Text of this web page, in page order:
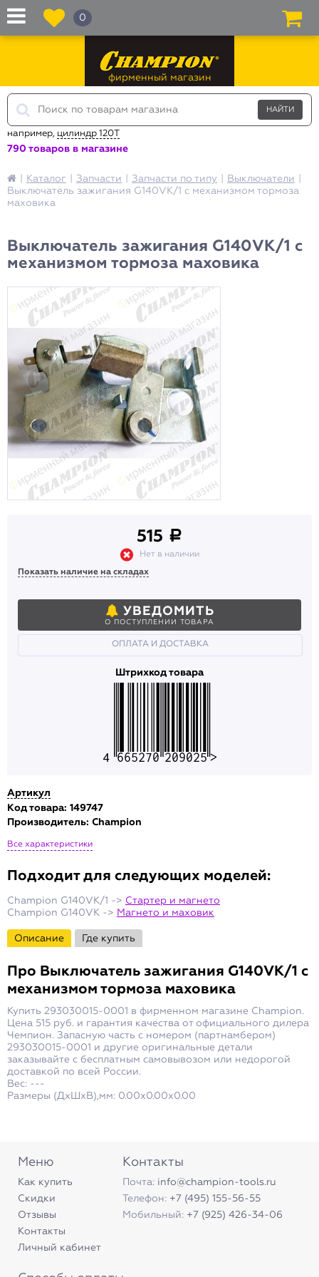
Каталог Запчасти Запчасти по типу Выключатели
Выключатель зажигания G140VK/1 с механизмом тормоза
маховика
Выключатель зажигания G140VK/1 с
механизмом тормоза маховика
515 a
Нет в наличии
Показать наличие на складах
УВЕДОМИТЬ
О ПОСТУПЛЕНИИ ТОВАРА
ОПЛАТА И ДОСТАВКА
Штрихкод товара
Артикул
Код товара: 149747
Производитель: Champion
Все характеристики
Подходит для следующих моделей:
Champion G140VK/1 -> Стартер и магнето
Champion G140VK -> Магнето и маховик
Описание Где купить
Про Выключатель зажигания G140VK/1 с
механизмом тормоза маховика
Купить 293030015-0001 в фирменном магазине Champion.
Цена 515 руб. и гарантия качества от официального дилера
Чемпион. Запасную часть с номером (партнамбером)
293030015-0001 и другие оригинальные детали
заказывайте с бесплатным самовывозом или недорогой
доставкой по всей России.
Вес: ---
Размеры (ДxШxВ),мм: 0.00x0.00x0.00
фирменный магазин
например, цилиндр 120T
790 товаров в магазине
Меню
Как купить
Скидки
Отзывы
Контакты
Личный кабинет
Контакты
Почта: info@champion-tools.ru
Телефон: +7 (495) 155-56-55
Мобильный: +7 (925) 426-34-06
0